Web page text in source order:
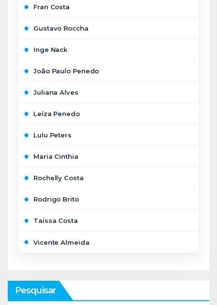
Fran Costa
Gustavo Roccha
Inge Nack
João Paulo Penedo
Juliana Alves
Leíza Penedo
Lulu Peters
Maria Cinthia
Rochelly Costa
Rodrigo Brito
Taíssa Costa
Vicente Almeida
Pesquisar